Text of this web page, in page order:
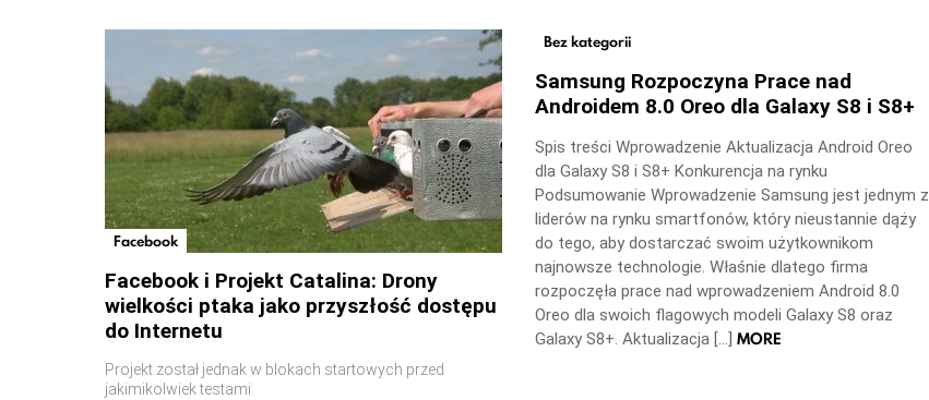
Facebook
Facebook i Projekt Catalina: Drony
wielkości ptaka jako przyszłość dostępu
do Internetu
Projekt został jednak w blokach startowych przed
jakimikolwiek testami
Bez kategorii
Samsung Rozpoczyna Prace nad
Androidem 8.0 Oreo dla Galaxy S8 i S8+
Spis treści Wprowadzenie Aktualizacja Android Oreo
dla Galaxy S8 i S8+ Konkurencja na rynku
Podsumowanie Wprowadzenie Samsung jest jednym z
liderów na rynku smartfonów, który nieustannie dąży
do tego, aby dostarczać swoim użytkownikom
najnowsze technologie. Właśnie dlatego firma
rozpoczęła prace nad wprowadzeniem Android 8.0
Oreo dla swoich flagowych modeli Galaxy S8 oraz
Galaxy S8+. Aktualizacja […] MORE